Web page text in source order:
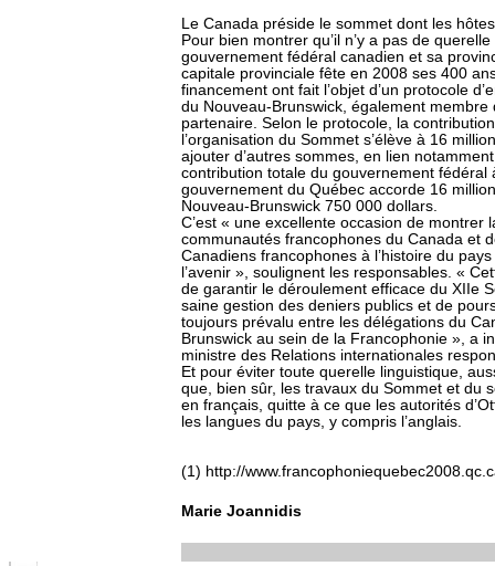
Le Canada préside le sommet dont les
Pour bien montrer qu’il n’y a pas de
gouvernement fédéral canadien et sa
capitale provinciale fête en 2008 ses 400
financement ont fait l’objet d’un protocole
du Nouveau-Brunswick, également
partenaire. Selon le protocole, la
l’organisation du Sommet s’élève à 16
ajouter d’autres sommes, en lien
contribution totale du gouvernement
gouvernement du Québec accorde 16
Nouveau-Brunswick 750 000 dollars.
C’est « une excellente occasion de
communautés francophones du Canada et
Canadiens francophones à l’histoire du
l’avenir », soulignent les responsables. «
de garantir le déroulement efficace du XIIe
saine gestion des deniers publics et de
toujours prévalu entre les délégations du
Brunswick au sein de la Francophonie », a
ministre des Relations internationales
Et pour éviter toute querelle linguistique,
que, bien sûr, les travaux du Sommet et du
en français, quitte à ce que les autorités
les langues du pays, y compris l’anglais.
(1) http://
Marie Joannidis